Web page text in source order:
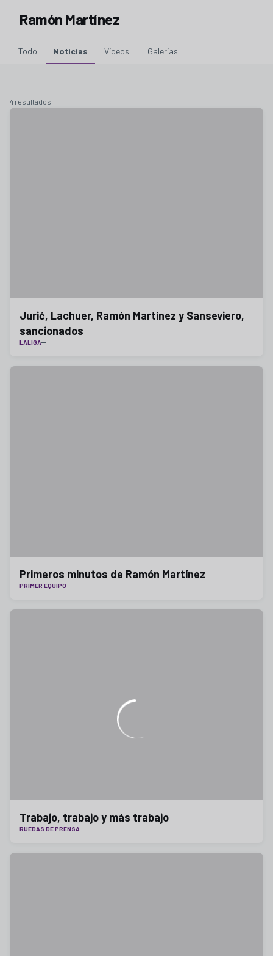
Ramón Martínez
Todo Noticias Vídeos Galerías
4 resultados
Jurić, Lachuer, Ramón Martínez y Sanseviero,
sancionados
LALIGA
Primeros minutos de Ramón Martínez
PRIMER EQUIPO
Trabajo, trabajo y más trabajo
RUEDAS DE PRENSA